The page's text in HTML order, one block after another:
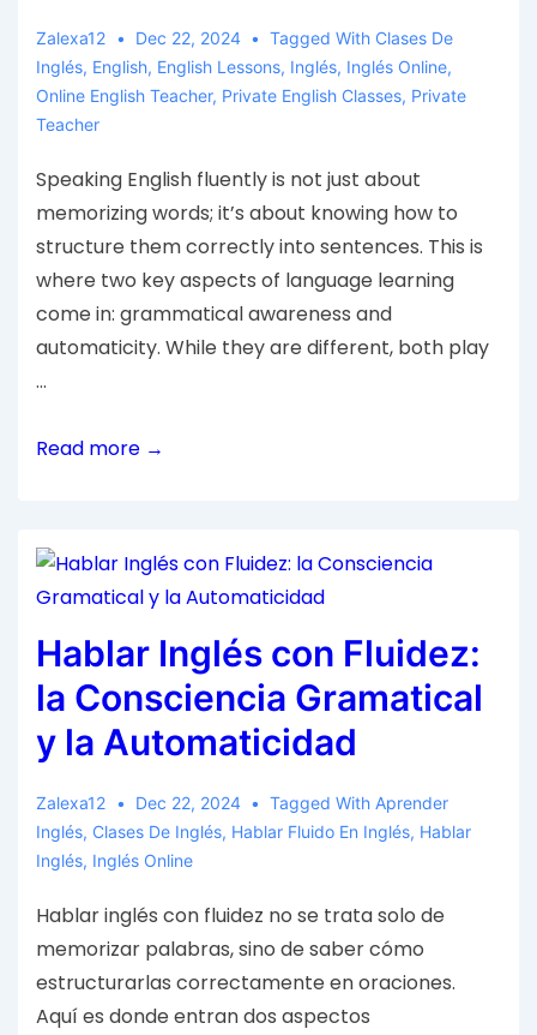
Zalexa12 Dec 22, 2024 Tagged With Clases De
Inglés, English, English Lessons, Inglés, Inglés Online,
Online English Teacher, Private English Classes, Private
Teacher
Speaking English fluently is not just about
memorizing words; it’s about knowing how to
structure them correctly into sentences. This is
where two key aspects of language learning
come in: grammatical awareness and
automaticity. While they are different, both play
…
Read more →
Hablar Inglés con Fluidez:
la Consciencia Gramatical
y la Automaticidad
Zalexa12 Dec 22, 2024 Tagged With Aprender
Inglés, Clases De Inglés, Hablar Fluido En Inglés, Hablar
Inglés, Inglés Online
Hablar inglés con fluidez no se trata solo de
memorizar palabras, sino de saber cómo
estructurarlas correctamente en oraciones.
Aquí es donde entran dos aspectos